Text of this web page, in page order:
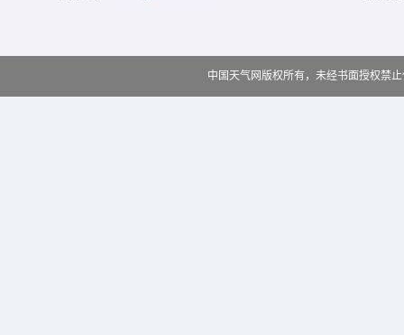
中国天气网版权所有，未经书面授权